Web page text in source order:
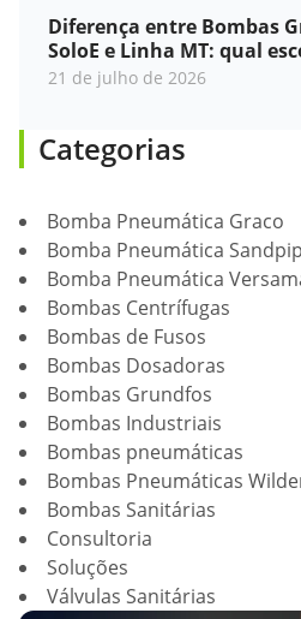
Diferença entre Bombas
SoloE e Linha MT: qual
21 de julho de 2026
Categorias
Bomba Pneumática Graco
Bomba Pneumática
Bomba Pneumática
Bombas Centrífugas
Bombas de Fusos
Bombas Dosadoras
Bombas Grundfos
Bombas Industriais
Bombas pneumáticas
Bombas Pneumáticas
Bombas Sanitárias
Consultoria
Soluções
Válvulas Sanitárias